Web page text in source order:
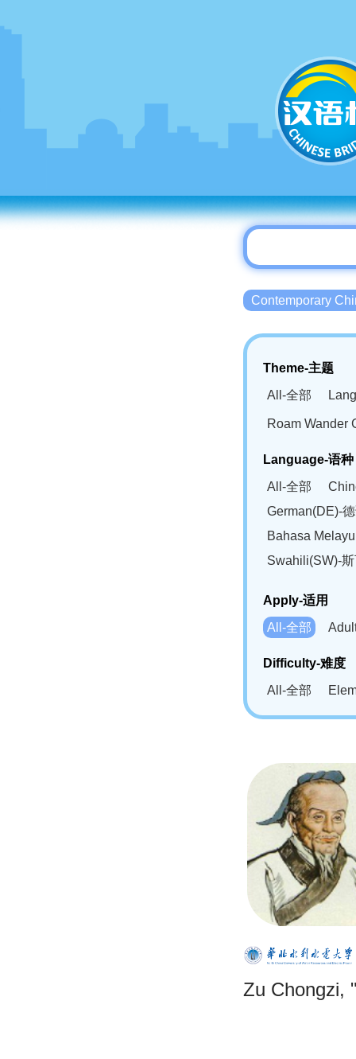
Contemporary
Theme-主题
All-全部
Roam Wander
Language-语种
All-全部
German(DE)-
Bahasa
Swahili(SW)-
Apply-适用
All-全部
Difficulty-难度
All-全部
Zu Chongzi,